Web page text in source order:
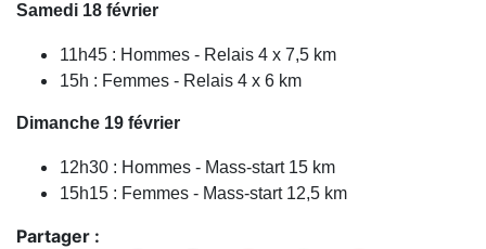
Samedi 18 février
11h45 : Hommes - Relais 4 x 7,5 km
15h : Femmes - Relais 4 x 6 km
Dimanche 19 février
12h30 : Hommes - Mass-start 15 km
15h15 : Femmes - Mass-start 12,5 km
Partager :